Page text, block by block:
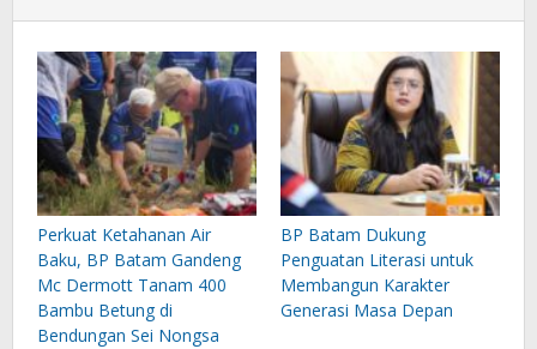
Perkuat Ketahanan Air
Baku, BP Batam Gandeng
Mc Dermott Tanam 400
Bambu Betung di
Bendungan Sei Nongsa
BP Batam Dukung
Penguatan Literasi untuk
Membangun Karakter
Generasi Masa Depan